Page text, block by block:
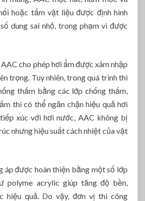
hoặc tấm vật liệu được định hình
dung sai nhỏ, trong phạm vi được
cho phép hơi ẩm được xâm nhập
trọng. Tuy nhiên, trong quá trình thi
thấm bằng các lớp chống thấm,
thì có thể ngăn chặn hiệu quả hơi
xúc với hơi nước, AAC không bị
nhưng hiệu suất cách nhiệt của vật
áp được hoàn thiện bằng một số lớp
polyme acrylic giúp tăng độ bền,
hiệu quả. Do vậy, đơn vị thi công